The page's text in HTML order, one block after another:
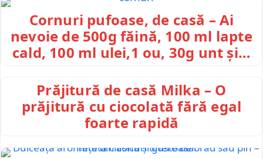
Cornuri pufoase, de casă – Ai
nevoie de 500g făină, 100 ml lapte
cald, 100 ml ulei,1 ou, 30g unt și…
Prăjitură de casă Milka – O
prăjitură cu ciocolată fără egal
foarte rapidă